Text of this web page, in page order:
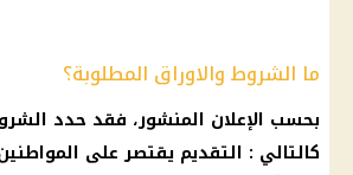
ما الشروط والاوراق المطلوبة؟
بحسب الإعلان المنشور، فقد حدد
كالتالي : التقديم يقتصر على